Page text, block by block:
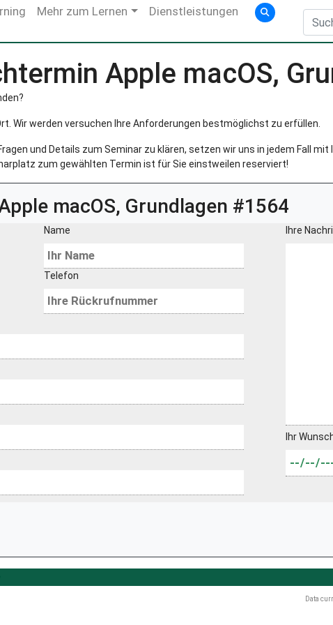
Mehr zum Lernen Dienstleistungen
Apple macOS,
Wir werden versuchen Ihre Anforderungen bestmöglichst zu erfüllen.
und Details zum Seminar zu klären, setzen wir uns in jedem Fall
zum gewählten Termin ist für Sie einstweilen reserviert!
macOS, Grundlagen #1564
Name
Telefon
Ihre
Ihr
Data